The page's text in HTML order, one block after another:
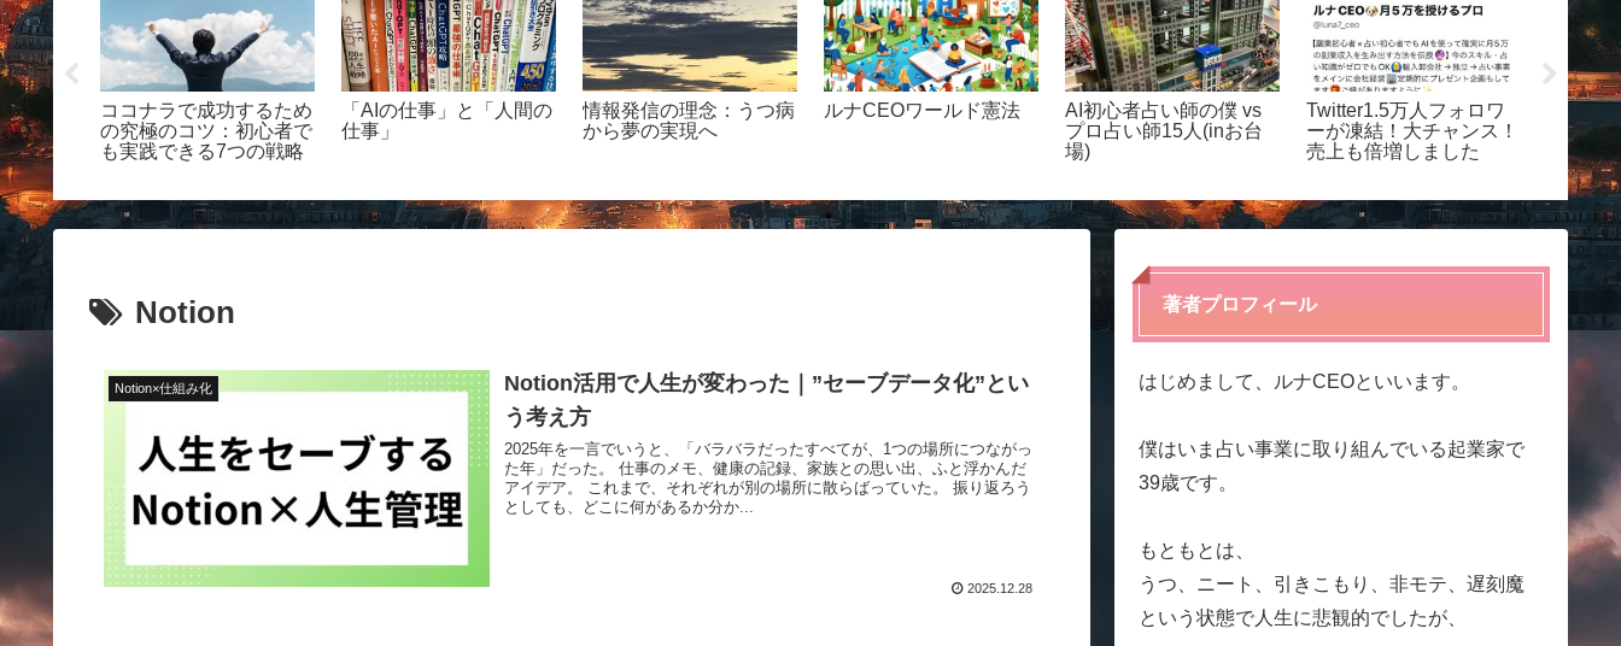
ナ
ア一
で“共
全メ
ココナラで成功するため
の究極のコツ：初心者で
も実践できる7つの戦略
「AIの仕事」と「人間の
仕事」
情報発信の理念：うつ病
から夢の実現へ
ルナCEOワールド憲法
AI初心者占い師の僕 vs
プロ占い師15人(inお台
場)
Twitter1.5万人フォロワ
ーが凍結！大チャンス！
売上も倍増しました
【完全
CEOの
覧まと
感と自
ディア
Notion
Notion×仕組み化
Notion活用で人生が変わった｜”セーブデータ化”とい
う考え方
2025年を一言でいうと、「バラバラだったすべてが、1つの場所につながっ
た年」だった。 仕事のメモ、健康の記録、家族との思い出、ふと浮かんだ
アイデア。 これまで、それぞれが別の場所に散らばっていた。 振り返ろう
としても、どこに何があるか分か...
2025.12.28
著者プロフィール
はじめまして、ルナCEOといいます。
僕はいま占い事業に取り組んでいる起業家で
39歳です。
もともとは、
うつ、ニート、引きこもり、非モテ、遅刻魔
という状態で人生に悲観的でしたが、